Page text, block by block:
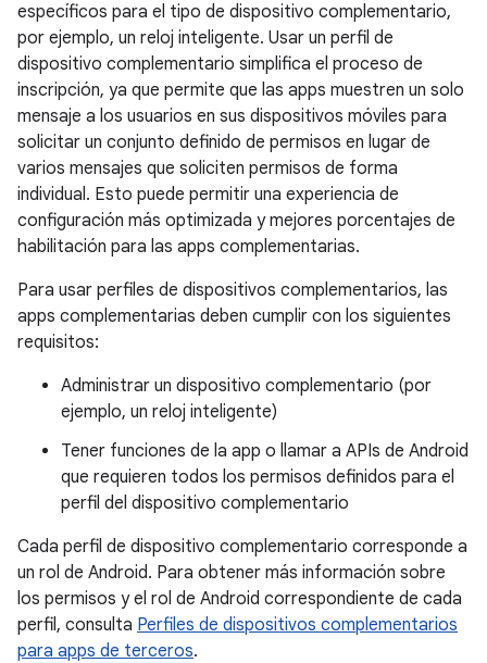
específicos para el tipo de dispositivo complementario,
por ejemplo, un reloj inteligente. Usar un perfil de
dispositivo complementario simplifica el proceso de
inscripción, ya que permite que las apps muestren un solo
mensaje a los usuarios en sus dispositivos móviles para
solicitar un conjunto definido de permisos en lugar de
varios mensajes que soliciten permisos de forma
individual. Esto puede permitir una experiencia de
configuración más optimizada y mejores porcentajes de
habilitación para las apps complementarias.
Para usar perfiles de dispositivos complementarios, las
apps complementarias deben cumplir con los siguientes
requisitos:
Administrar un dispositivo complementario (por
ejemplo, un reloj inteligente)
Tener funciones de la app o llamar a APIs de Android
que requieren todos los permisos definidos para el
perfil del dispositivo complementario
Cada perfil de dispositivo complementario corresponde a
un rol de Android. Para obtener más información sobre
los permisos y el rol de Android correspondiente de cada
perfil, consulta Perfiles de dispositivos complementarios
para apps de terceros.